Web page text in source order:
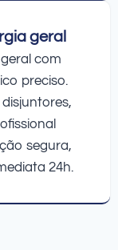
geral
com
preciso.
segura,
24h.